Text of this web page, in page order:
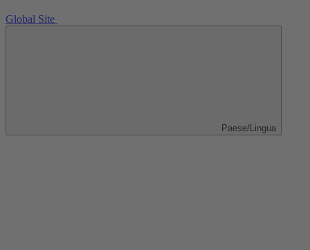
Global Site
Paese/Lingua